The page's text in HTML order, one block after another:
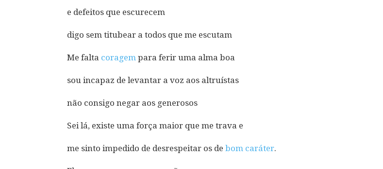
e defeitos que escurecem
digo sem titubear a todos que me escutam
Me falta coragem para ferir uma alma boa
sou incapaz de levantar a voz aos altruístas
não consigo negar aos generosos
Sei lá, existe uma força maior que me trava e
me sinto impedido de desrespeitar os de bom caráter.